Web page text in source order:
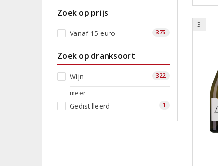
Zoek op prijs
Vanaf 15 euro 375
Zoek op dranksoort
Wijn 322
meer
Gedistilleerd 1
3